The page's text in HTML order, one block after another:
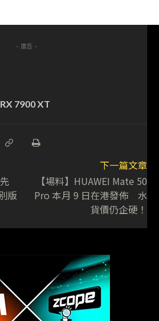
- 廣告 -
RX 7900 XT
版
下一篇文章
【場料】HUAWEI Mate 50
Pro 本月 9 日在港發佈 水
貨價仍企硬！